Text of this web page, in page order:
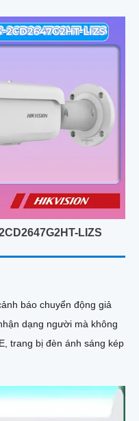
LIZS
báo chuyển động giả
dạng người mà không